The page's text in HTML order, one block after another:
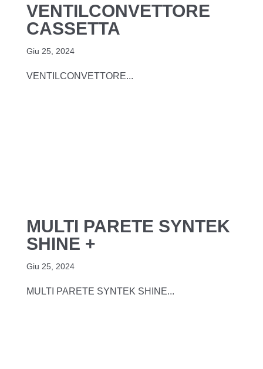
VENTILCONVETTORE
CASSETTA
Giu 25, 2024
VENTILCONVETTORE...
MULTI PARETE SYNTEK
SHINE +
Giu 25, 2024
MULTI PARETE SYNTEK SHINE...